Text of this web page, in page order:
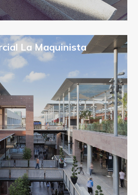
La Maquinista